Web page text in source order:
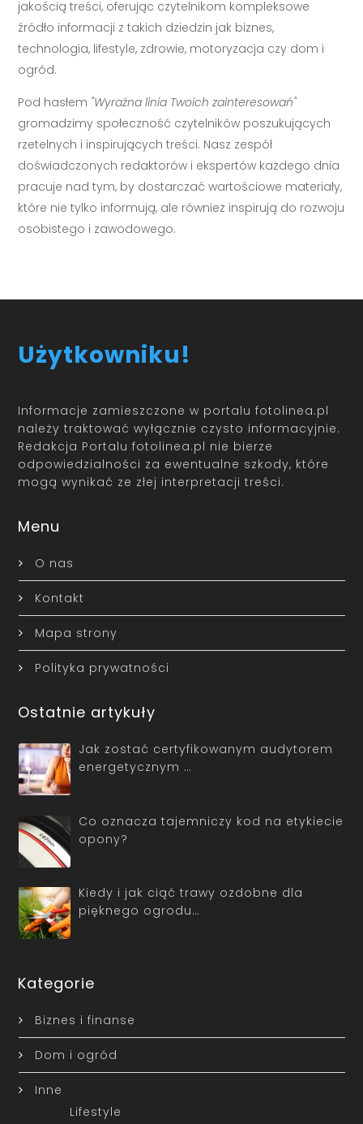
jakością treści, oferując czytelnikom kompleksowe
źródło informacji z takich dziedzin jak biznes,
technologia, lifestyle, zdrowie, motoryzacja czy dom i
ogród.
Pod hasłem "Wyraźna linia Twoich zainteresowań"
gromadzimy społeczność czytelników poszukujących
rzetelnych i inspirujących treści. Nasz zespół
doświadczonych redaktorów i ekspertów każdego dnia
pracuje nad tym, by dostarczać wartościowe materiały,
które nie tylko informują, ale również inspirują do rozwoju
osobistego i zawodowego.
Użytkowniku!
Informacje zamieszczone w portalu fotolinea.pl
należy traktować wyłącznie czysto informacyjnie.
Redakcja Portalu fotolinea.pl nie bierze
odpowiedzialności za ewentualne szkody, które
mogą wynikać ze złej interpretacji treści.
Menu
O nas
Kontakt
Mapa strony
Polityka prywatności
Ostatnie artykuły
Jak zostać certyfikowanym audytorem
energetycznym …
Co oznacza tajemniczy kod na etykiecie
opony?
Kiedy i jak ciąć trawy ozdobne dla
pięknego ogrodu…
Kategorie
Biznes i finanse
Dom i ogród
Inne
Lifestyle